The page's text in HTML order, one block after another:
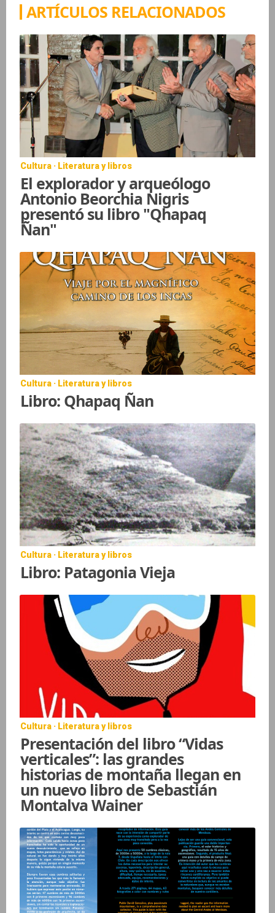
ARTÍCULOS RELACIONADOS
Cultura · Literatura y libros
El explorador y arqueólogo
Antonio Beorchia Nigris
presentó su libro "Qhapaq
Ñan"
Cultura · Literatura y libros
Libro: Qhapaq Ñan
Cultura · Literatura y libros
Libro: Patagonia Vieja
Cultura · Literatura y libros
Presentación del libro “Vidas
verticales”: las grandes
historias de montaña llegan en
un nuevo libro de Sebastián
Montalva Wainer